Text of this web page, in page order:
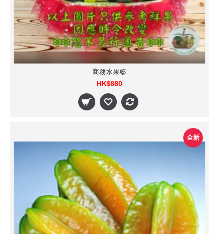
商務水果籃
HK$880
全新